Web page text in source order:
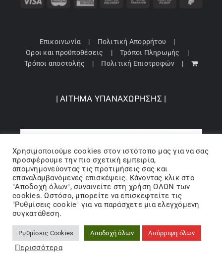
Επικοινωνία
Πολιτική Απορρήτου
Όροι και προϋποθέσεις
Τρόποι Πληρωμής
Τρόποι αποστολής
Πολιτική Επιστροφών
| ΑΙΤΗΜΑ ΥΠΑΝΑΧΩΡΗΣΗΣ |
Copyright 2024 © Barbopoulos store - All Rights Reserved |
Χρησιμοποιούμε cookies στον ιστότοπo μας για να σας
προσφέρουμε την πιο σχετική εμπειρία,
απομνημονεύοντας τις προτιμήσεις σας και
επαναλαμβανόμενες επισκέψεις. Κάνοντας κλικ στο
"Αποδοχή όλων", συναινείτε στη χρήση ΟΛΩΝ των
cookies. Ωστόσο, μπορείτε να επισκεφτείτε τις
"Ρυθμίσεις cookie" για να παράσχετε μια ελεγχόμενη
συγκατάθεση.
Ρυθμίσεις Cookies Αποδοχή όλων Απόρριψη όλων
Περισσότερα